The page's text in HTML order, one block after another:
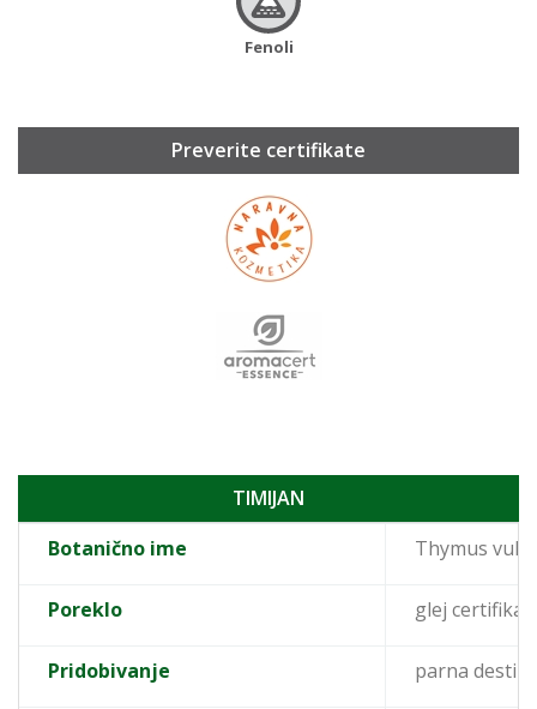
Fenoli
Preverite certifikate
TIMIJAN
Botanično ime
Thymus
Poreklo glej certifikat
Pridobivanje parna